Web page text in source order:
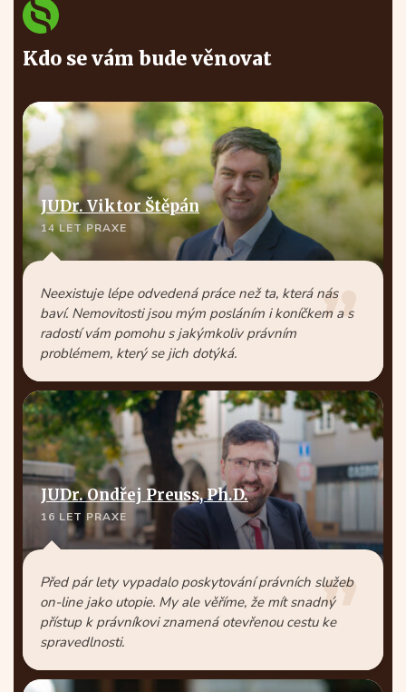
Kdo se vám bude věnovat
JUDr. Viktor Štěpán
14 LET PRAXE
Neexistuje lépe odvedená práce než ta, která nás
baví. Nemovitosti jsou mým posláním i koníčkem a s
radostí vám pomohu s jakýmkoliv právním
problémem, který se jich dotýká.
JUDr. Ondřej Preuss, Ph.D.
16 LET PRAXE
Před pár lety vypadalo poskytování právních služeb
on-line jako utopie. My ale věříme, že mít snadný
přístup k právníkovi znamená otevřenou cestu ke
spravedlnosti.